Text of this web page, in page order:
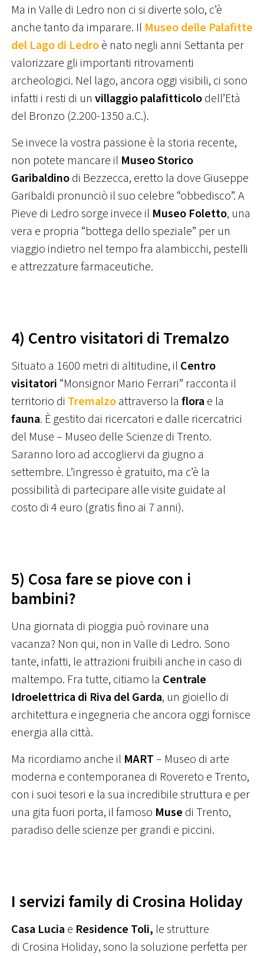
Ma in Valle di Ledro non ci si diverte solo, c’è
anche tanto da imparare. Il Museo delle Palafitte
del Lago di Ledroè nato negli anni Settanta per
valorizzare gli importanti ritrovamenti
archeologici. Nel lago, ancora oggi visibili, ci sono
infatti i resti di un villaggio palafitticolodell’Età
del Bronzo (2.200-1350 a.C.).
Se invece la vostra passione è la storia recente,
non potete mancare il Museo Storico
Garibaldinodi Bezzecca, eretto la dove Giuseppe
Garibaldi pronunciò il suo celebre “obbedisco”. A
Pieve di Ledro sorge invece il Museo Foletto, una
vera e propria “bottega dello speziale” per un
viaggio indietro nel tempo fra alambicchi, pestelli
e attrezzature farmaceutiche.
4) Centro visitatori di Tremalzo
Situato a 1600 metri di altitudine, il Centro
visitatori “Monsignor Mario Ferrari” racconta il
territorio di Tremalzoattraverso la flora e la
fauna. È gestito dai ricercatori e dalle ricercatrici
del Muse – Museo delle Scienze di Trento.
Saranno loro ad accogliervi da giugno a
settembre. L’ingresso è gratuito, ma c’è la
possibilità di partecipare alle visite guidate al
costo di 4 euro (gratis fino ai 7 anni).
5) Cosa fare se piove con i
bambini?
Una giornata di pioggia può rovinare una
vacanza? Non qui, non in Valle di Ledro. Sono
tante, infatti, le attrazioni fruibili anche in caso di
maltempo. Fra tutte, citiamo la Centrale
Idroelettrica di Riva del Garda, un gioiello di
architettura e ingegneria che ancora oggi fornisce
energia alla città.
Ma ricordiamo anche il MART– Museo di arte
moderna e contemporanea di Rovereto e Trento,
con i suoi tesori e la sua incredibile struttura e per
una gita fuori porta, il famoso Muse di Trento,
paradiso delle scienze per grandi e piccini.
I servizi family di Crosina Holiday
Casa Lucia e Residence Toli, le strutture
di Crosina Holiday, sono la soluzione perfetta per